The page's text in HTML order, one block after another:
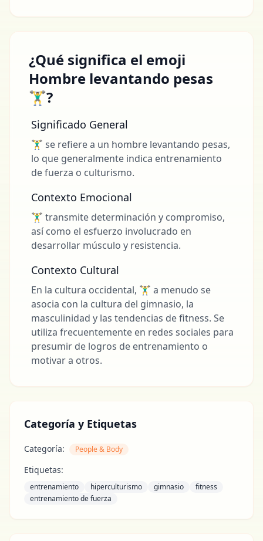
¿Qué significa el emoji
Hombre levantando pesas
🏋️‍♂️?
Significado General
🏋️‍♂️ se refiere a un hombre levantando pesas,
lo que generalmente indica entrenamiento
de fuerza o culturismo.
Contexto Emocional
🏋️‍♂️ transmite determinación y compromiso,
así como el esfuerzo involucrado en
desarrollar músculo y resistencia.
Contexto Cultural
En la cultura occidental, 🏋️‍♂️ a menudo se
asocia con la cultura del gimnasio, la
masculinidad y las tendencias de fitness. Se
utiliza frecuentemente en redes sociales para
presumir de logros de entrenamiento o
motivar a otros.
Categoría y Etiquetas
Categoría: People & Body
Etiquetas:
entrenamiento hiperculturismo gimnasio
fitness
entrenamiento de fuerza